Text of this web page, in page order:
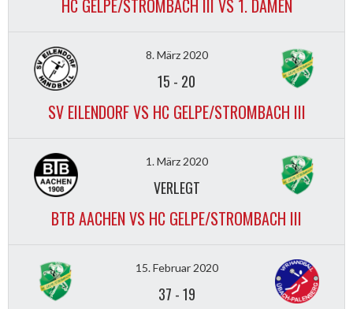
HC GELPE/STROMBACH III VS 1. DAMEN
8. März 2020
15 - 20
SV EILENDORF VS HC GELPE/STROMBACH III
1. März 2020
VERLEGT
BTB AACHEN VS HC GELPE/STROMBACH III
15. Februar 2020
37 -19